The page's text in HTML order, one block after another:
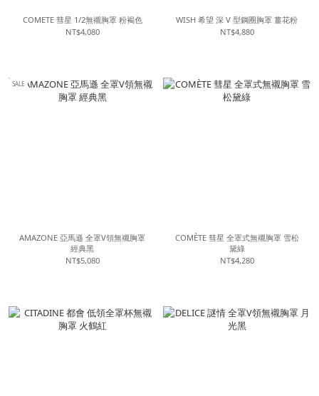
COMETE 彗星 1/2無襯胸罩 粉褐色
NT$4,080
WISH 希望 深 V 型鋼圈胸罩 薑花粉
NT$4,880
SALE
AMAZONE 亞馬遜 全罩V領無襯胸罩
經典黑
NT$5,080
COMÈTE 彗星 全罩式無襯胸罩 雪松
黛綠
NT$4,280